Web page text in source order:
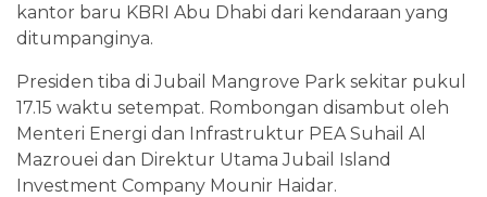
kantor baru KBRI Abu Dhabi dari kendaraan yang
ditumpanginya.
Presiden tiba di Jubail Mangrove Park sekitar pukul
17.15 waktu setempat. Rombongan disambut oleh
Menteri Energi dan Infrastruktur PEA Suhail Al
Mazrouei dan Direktur Utama Jubail Island
Investment Company Mounir Haidar.